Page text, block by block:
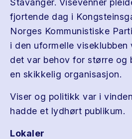
Stavanger. Visevenner
fjortende dag i
Norges Kommunistiske
i den uformelle viseklubben
det var behov for større og
en skikkelig organisasjon.
Viser og politikk var i
hadde et lydhørt publikum.
Lokaler